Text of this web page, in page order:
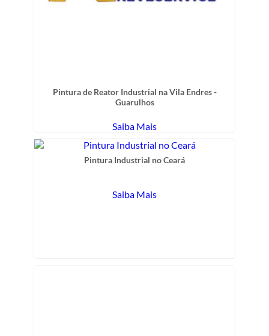
Pintura de Reator Industrial na Vila Endres -
Guarulhos
Saiba Mais
Pintura Industrial no Ceará
Saiba Mais